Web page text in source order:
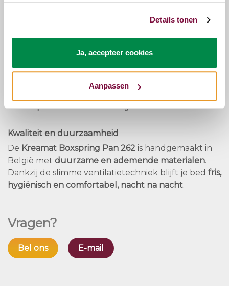
Details tonen
Ja, accepteer cookies
Aanpassen
: Krea P26 Korpo Visco/Eucafeel –
€200
: Krea P26 Latex Plus –
Chopal H: Krea P26 Talalay –+€400
Kwaliteit en duurzaamheid
De Kreamat Boxspring Pan 262 is handgemaakt in
België met duurzame en ademende materialen.
Dankzij de slimme ventilatietechniek blijft je bed fris,
hygiënisch en comfortabel, nacht na nacht.
Vragen?
Bel ons E-mail